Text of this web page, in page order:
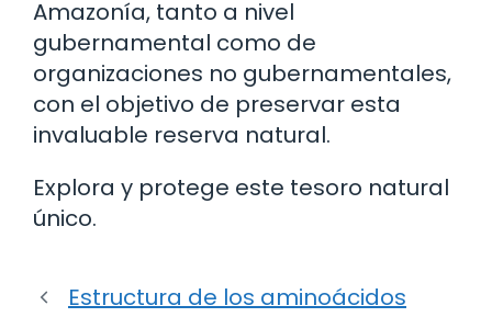
Amazonía, tanto a nivel
gubernamental como de
organizaciones no gubernamentales,
con el objetivo de preservar esta
invaluable reserva natural.
Explora y protege este tesoro natural
único.
Estructura de los aminoácidos